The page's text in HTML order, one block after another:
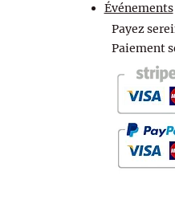
Événements
Payez
Paiement